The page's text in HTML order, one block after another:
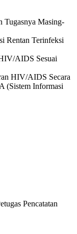
Tugasnya Masing-
Rentan Terinfeksi
AIDS Sesuai
HIV/AIDS Secara
(Sistem Informasi
Pencatatan